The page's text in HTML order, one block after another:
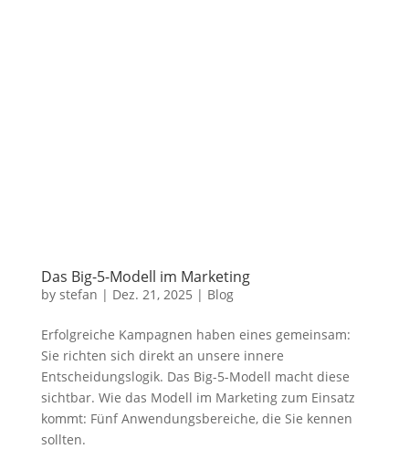
Das Big-5-Modell im Marketing
by stefan | Dez. 21, 2025 | Blog
Erfolgreiche Kampagnen haben eines gemeinsam:
Sie richten sich direkt an unsere innere
Entscheidungslogik. Das Big-5-Modell macht diese
sichtbar. Wie das Modell im Marketing zum Einsatz
kommt: Fünf Anwendungsbereiche, die Sie kennen
sollten.